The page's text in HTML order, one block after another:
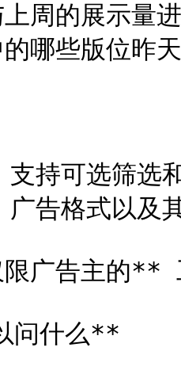
周的展示量
哪些版位昨
支持可选筛选
广告格式以及
广告主的**
问什么**